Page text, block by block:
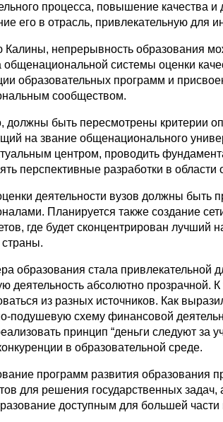
процесса, повышение качества и
его в отрасль, привлекательную для
непрерывность образования
общенациональной системы оценки
образовательных программ и
сообществом.
должны быть пересмотрены критерии
на звание общенационального
центром, проводить
перспективные разработки в области
деятельности вузов должны быть
Планируется также создание
где будет сконцентрирован лучший
образования стала привлекательной
деятельность абсолютно прозрачной.
из разных источников. Как
подушевую схему финансовой
принцип “деньги следуют за
в образовательной среде.
программ развития образования
для решения государственных задач,
доступным для большей части